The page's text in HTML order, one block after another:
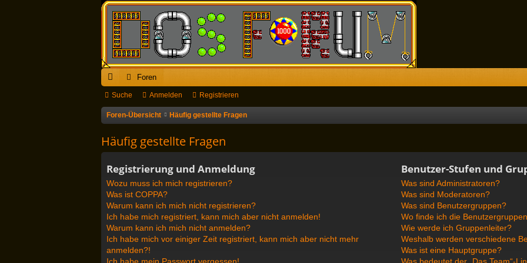
ch
ne
ug
riff
Foren
Suche Anmelden Registrieren
Foren-Übersicht Häufig gestellte Fragen
Häufig gestellte Fragen
Registrierung und Anmeldung
Wozu muss ich mich registrieren?
Was ist COPPA?
Warum kann ich mich nicht registrieren?
Ich habe mich registriert, kann mich aber nicht anmelden!
Warum kann ich mich nicht anmelden?
Ich habe mich vor einiger Zeit registriert, kann mich aber nicht mehr
anmelden?!
Benutzer-Stufen und
Was sind Administratoren?
Was sind Moderatoren?
Was sind Benutzergruppen?
Wo finde ich die
Wie werde ich Gruppenleiter?
Weshalb werden verschiedene
Was ist eine Hauptgruppe?